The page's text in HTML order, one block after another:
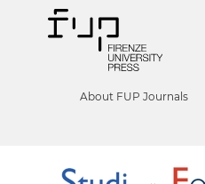
About FUP Journals